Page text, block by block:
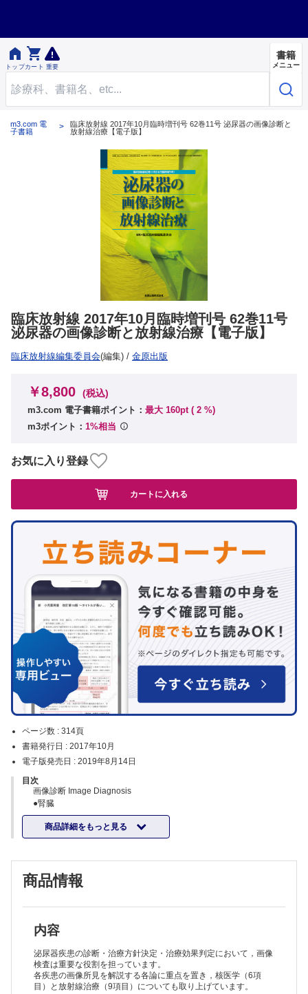

トップ

カート 重要
書籍
メニュー
m3.com 電
子書籍
臨床放射線 2017年10月臨時増刊号 62巻11号 泌尿器の画像診断と
放射線治療【電子版】
臨床放射線 2017年10月臨時増刊号 62巻11号
泌尿器の画像診断と放射線治療【電子版】
臨床放射線編集委員会(編集) / 金原出版
ページ数 : 314頁
書籍発行日 : 2017年10月
電子版発売日 : 2019年8月14日
目次
画像診断 Image Diagnosis
●腎臓
充実性腎腫瘤
嚢胞性腎腫瘤
腎血管性病変
●尿路
感染症
腎盂・尿管
●後腹膜
後腹膜
●副腎
商品詳細をもっと見る
￥8,800 (税込)
m3.com 電子書籍ポイント： 最大 160pt ( 2 %)
m3ポイント： 1%相当
お気に入り登録
カートに入れる
商品情報
内容
泌尿器疾患の診断・治療方針決定・治療効果判定において，画像
検査は重要な役割を担っています。
各疾患の画像所見を解説する各論に重点を置き，核医学（6項
目）と放射線治療（9項目）についても取り上げています。